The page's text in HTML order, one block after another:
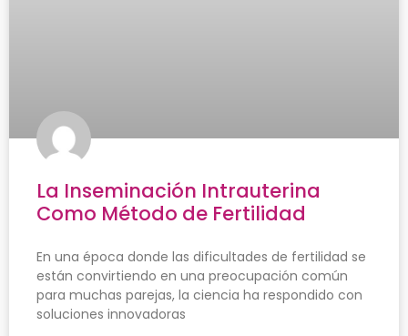
La Inseminación Intrauterina
Como Método de Fertilidad
En una época donde las dificultades de fertilidad se
están convirtiendo en una preocupación común
para muchas parejas, la ciencia ha respondido con
soluciones innovadoras